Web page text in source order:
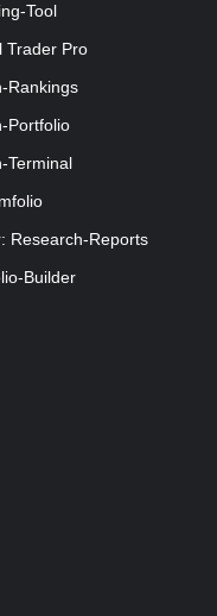
Tool
Trader Pro
Rankings
Portfolio
Terminal
Research-Reports
Builder